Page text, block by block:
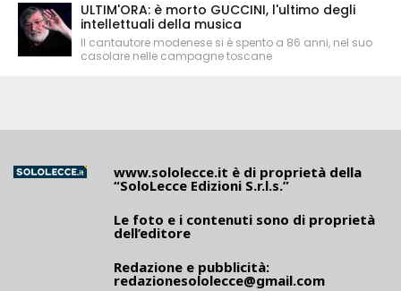
ULTIM'ORA: è morto GUCCINI, l'ultimo degli
intellettuali della musica
Il cantautore modenese si è spento a 86 anni, nel suo
casolare nelle campagne toscane
www.sololecce.it è di proprietà della
“SoloLecce Edizioni S.r.l.s.”
Le foto e i contenuti sono di proprietà
dell’editore
Redazione e pubblicità:
redazionesololecce@gmail.com